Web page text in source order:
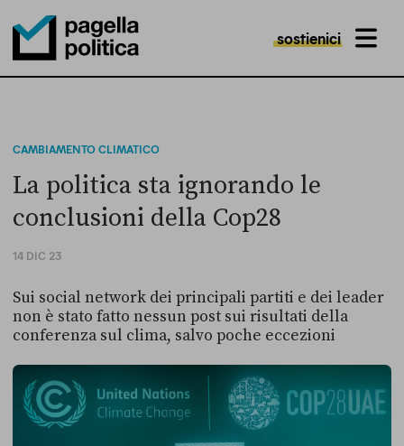
Pagella Politica Logo
sostienici MENU
CAMBIAMENTO CLIMATICO
La politica sta ignorando le
conclusioni della Cop28
14 DIC 23
Sui social network dei principali partiti e dei leader
non è stato fatto nessun post sui risultati della
conferenza sul clima, salvo poche eccezioni